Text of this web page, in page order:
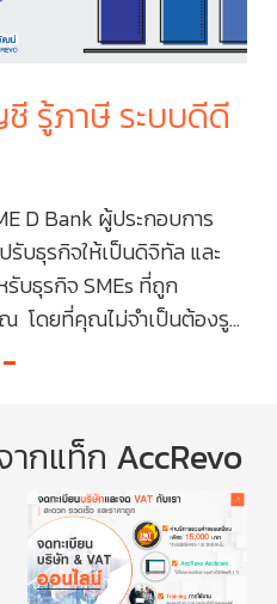
รู้ภาษี ระบบดีดี
D Bank ผู้ประกอบการ
บธุรกิจให้เป็นดิจิทัล และ
บธุรกิจ SMEs ที่ถูก
โดยที่คุณไม่จำเป็นต้องรู...
กแท็ก AccRevo